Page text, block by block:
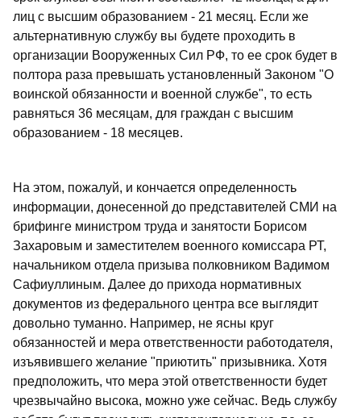
лиц с высшим образованием - 21 месяц. Если же
альтернативную службу вы будете проходить в
организации Вооруженных Сил РФ, то ее срок будет в
полтора раза превышать установленный Законом "О
воинской обязанности и военной службе", то есть
равняться 36 месяцам, для граждан с высшим
образованием - 18 месяцев.
На этом, пожалуй, и кончается определенность
информации, донесенной до представителей СМИ на
брифинге министром труда и занятости Борисом
Захаровым и заместителем военного комиссара РТ,
начальником отдела призыва полковником Вадимом
Сафиуллиным. Далее до прихода нормативных
документов из федерального центра все выглядит
довольно туманно. Например, не ясны круг
обязанностей и мера ответственности работодателя,
изъявившего желание "приютить" призывника. Хотя
предположить, что мера этой ответственности будет
чрезвычайно высока, можно уже сейчас. Ведь службу